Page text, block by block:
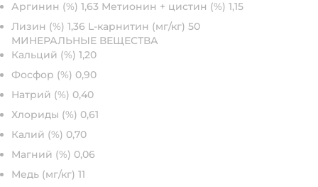
Аргинин (%) 1,63 Метионин + цистин (%) 1,15
Лизин (%) 1,36 L-карнитин (мг/кг) 50
МИНЕРАЛЬНЫЕ ВЕЩЕСТВА
Кальций (%) 1,20
Фосфор (%) 0,90
Натрий (%) 0,40
Хлориды (%) 0,61
Калий (%) 0,70
Магний (%) 0,06
Медь (мг/кг) 11